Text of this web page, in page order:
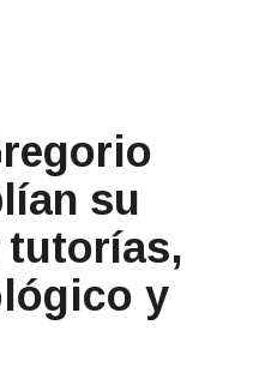
su
tutorías,
y